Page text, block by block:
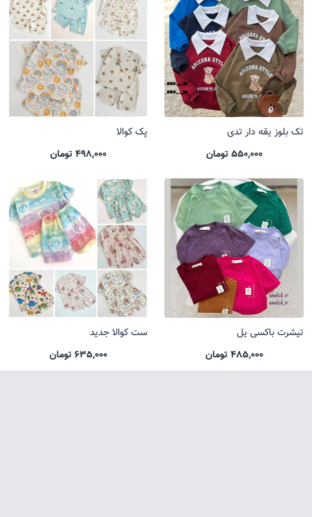
تک بلوز یقه دار تدی
550,000 تومان
پک کوالا
498,000 تومان
تیشرت باکسی یل
485,000 تومان
ست کوالا جدید
635,000 تومان